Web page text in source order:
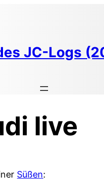
JC-Logs
live
Süßen: